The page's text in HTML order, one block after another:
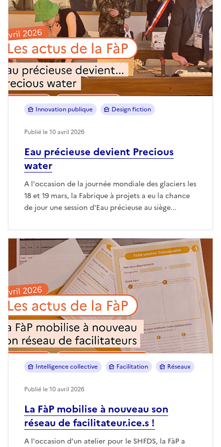
Eau précieuse devient Precious
water
A l'occasion de la journée mondiale des glaciers les
18 et 19 mars, la Fabrique à projets a eu la chance
de jour une session d'Eau précieuse au siège...
Innovation publique Design fiction
Publié le 10 avril 2026
La FàP mobilise à nouveau son
réseau de facilitateur.ice.s !
A l'occasion d'un atelier pour le SHFDS, la FàP a
Intelligence collective Facilitation Réseaux
Publié le 10 avril 2026